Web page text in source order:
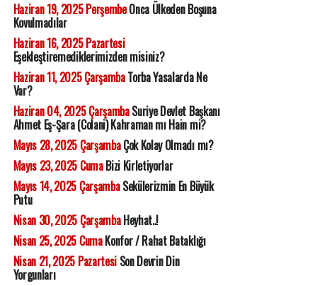
Haziran 19, 2025 PerşembeOnca Ülkeden Boşuna
Kovulmadılar
Haziran 16, 2025 Pazartesi
Eşekleştiremediklerimizden misiniz?
Haziran 11, 2025 ÇarşambaTorba Yasalarda Ne
Var?
Haziran 04, 2025 ÇarşambaSuriye Devlet Başkanı
Ahmet Eş-Şara (Colani) Kahraman mı Hain mi?
Mayıs 28, 2025 ÇarşambaÇok Kolay Olmadı mı?
Mayıs 23, 2025 CumaBizi Kirletiyorlar
Mayıs 14, 2025 ÇarşambaSekülerizmin En Büyük
Putu
Nisan 30, 2025 ÇarşambaHeyhat..!
Nisan 25, 2025 CumaKonfor / Rahat Bataklığı
Nisan 21, 2025 PazartesiSon Devrin Din
Yorgunları